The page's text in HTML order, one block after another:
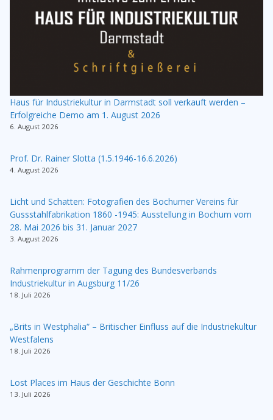
Haus für Industriekultur in Darmstadt soll verkauft werden –
Erfolgreiche Demo am 1. August 2026
6. August 2026
Prof. Dr. Rainer Slotta (1.5.1946-16.6.2026)
4. August 2026
Licht und Schatten: Fotografien des Bochumer Vereins für
Gussstahlfabrikation 1860 -1945: Ausstellung in Bochum vom
28. Mai 2026 bis 31. Januar 2027
3. August 2026
Rahmenprogramm der Tagung des Bundesverbands
Industriekultur in Augsburg 11/26
18. Juli 2026
„Brits in Westphalia“ – Britischer Einfluss auf die Industriekultur
Westfalens
18. Juli 2026
Lost Places im Haus der Geschichte Bonn
13. Juli 2026